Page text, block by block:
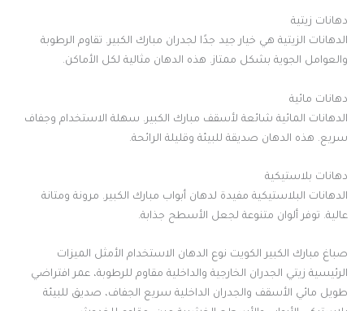
دهانات زيتية
الدهانات الزيتية هي خيار جيد جدًا لجدران مبارك الكبير. تقاوم الرطوبة
والعوامل الجوية بشكل ممتاز. هذه الدهان مثالية لكل الأماكن.
دهانات مائية
الدهانات المائية شائعة لأسقف مبارك الكبير. سهلة الاستخدام وجفاف
سريع. هذه الدهان صديقة للبيئة وقليلة الرائحة.
دهانات بلاستيكية
الدهانات البلاستيكية مفيدة لدهان أبواب مبارك الكبير. مرونة ومتانة
عالية. توفر ألوان متنوعة لجعل الأسطح جذابة.
صباغ مبارك الكبير الكويت نوع الدهان الاستخدام الأمثل الميزات
الرئيسية زيتي الجدران الخارجية والداخلية مقاوم للرطوبة، عمر افتراضي
طويل مائي الأسقف والجدران الداخلية سريع الجفاف، صديق للبيئة